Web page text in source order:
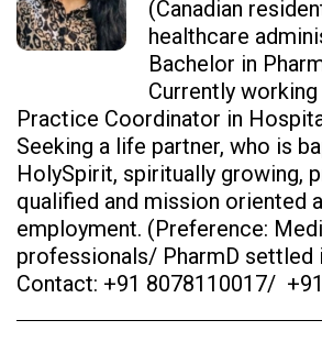
(Canadian
healthcare
Bachelor in
Currently
Practice Coordinator in
Seeking a life partner, who is
HolySpirit, spiritually growing,
qualified and mission oriented
employment. (Preference:
professionals/ PharmD settled
Contact: +91 8078110017/